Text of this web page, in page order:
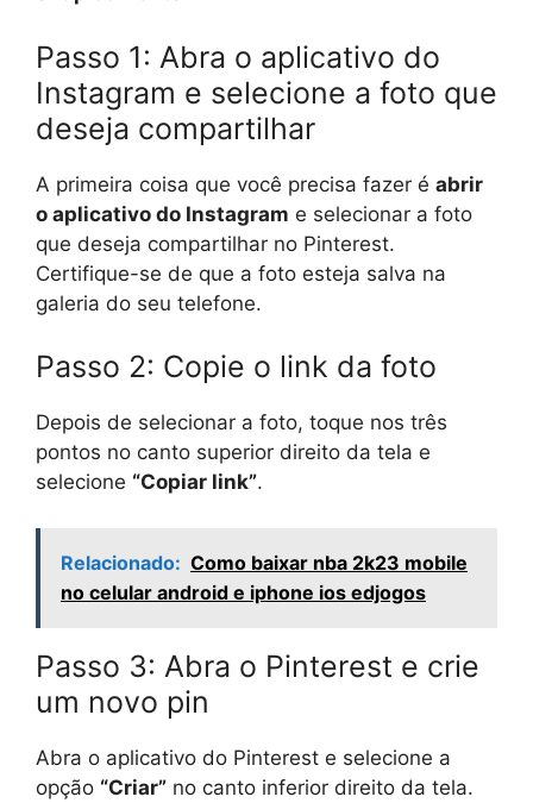
Passo 1: Abra o aplicativo do
Instagram e selecione a foto que
deseja compartilhar
A primeira coisa que você precisa fazer é abrir
o aplicativo do Instagram e selecionar a foto
que deseja compartilhar no Pinterest.
Certifique-se de que a foto esteja salva na
galeria do seu telefone.
Passo 2: Copie o link da foto
Depois de selecionar a foto, toque nos três
pontos no canto superior direito da tela e
selecione “Copiar link”.
Relacionado: Como baixar nba 2k23 mobile
no celular android e iphone ios edjogos
Passo 3: Abra o Pinterest e crie
um novo pin
Abra o aplicativo do Pinterest e selecione a
opção “Criar” no canto inferior direito da tela.